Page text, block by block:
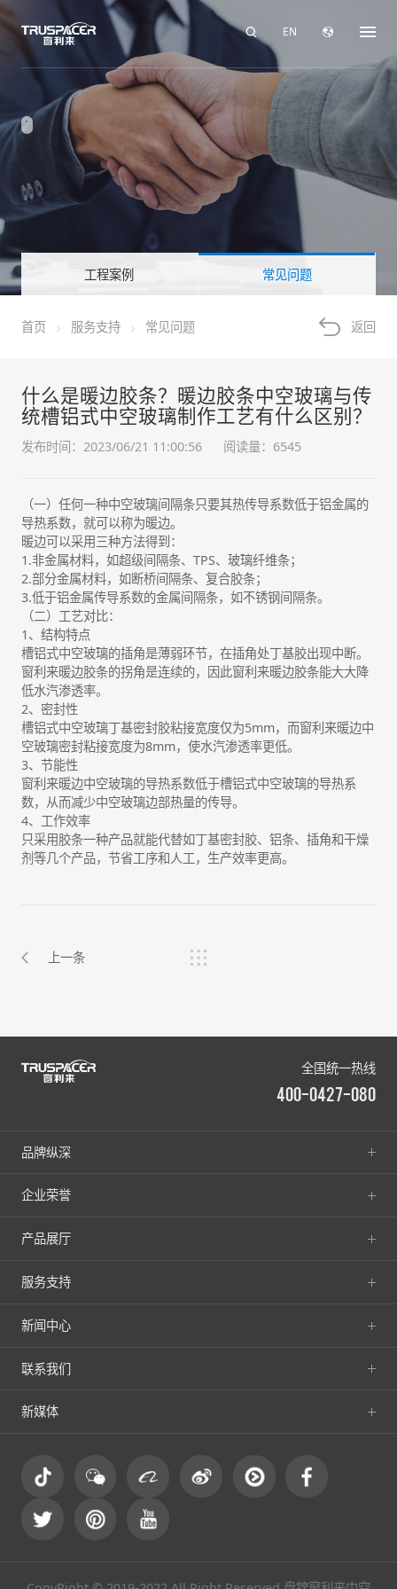
EN
工程案例 常见问题
首页 服务支持 常见问题 返回
什么是暖边胶条？暖边胶条中空玻璃与传
统槽铝式中空玻璃制作工艺有什么区别？
发布时间：2023/06/21 11:00:56 阅读量：6545
（一）任何一种中空玻璃间隔条只要其热传导系数低于铝金属的
导热系数，就可以称为暖边。
暖边可以采用三种方法得到：
1.非金属材料，如超级间隔条、TPS、玻璃纤维条；
2.部分金属材料，如断桥间隔条、复合胶条；
3.低于铝金属传导系数的金属间隔条，如不锈钢间隔条。
（二）工艺对比：
1、结构特点
槽铝式中空玻璃的插角是薄弱环节，在插角处丁基胶出现中断。
窗利来暖边胶条的拐角是连续的，因此窗利来暖边胶条能大大降
低水汽渗透率。
2、密封性
槽铝式中空玻璃丁基密封胶粘接宽度仅为5mm，而窗利来暖边中
空玻璃密封粘接宽度为8mm，使水汽渗透率更低。
3、节能性
窗利来暖边中空玻璃的导热系数低于槽铝式中空玻璃的导热系
数，从而减少中空玻璃边部热量的传导。
4、工作效率
只采用胶条一种产品就能代替如丁基密封胶、铝条、插角和干燥
剂等几个产品，节省工序和人工，生产效率更高。
上一条
全国统一热线
400-0427-080
品牌纵深
企业荣誉
产品展厅
服务支持
新闻中心
联系我们
新媒体